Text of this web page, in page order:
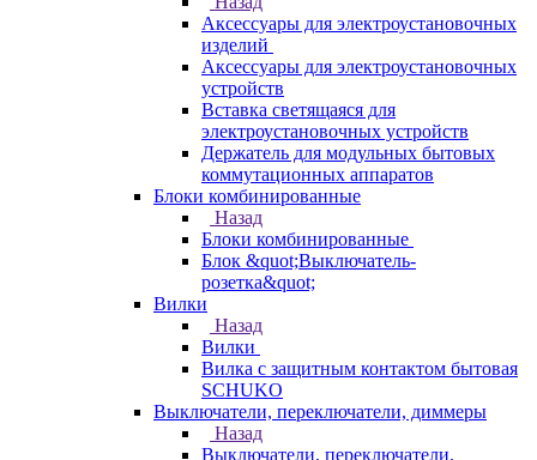
Аксессуары для электроустановочных
изделий
Аксессуары для электроустановочных
устройств
Вставка светящаяся для
электроустановочных устройств
Держатель для модульных бытовых
коммутационных аппаратов
Блоки комбинированные
Назад
Блоки комбинированные
Блок &quot;Выключатель-
розетка&quot;
Вилки
Назад
Вилки
Вилка с защитным контактом бытовая
SCHUKO
Выключатели, переключатели, диммеры
Назад
Выключатели, переключатели,